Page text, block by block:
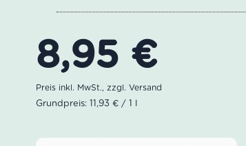
8,95 €
Grundpreis: 11,93 € / 1 l